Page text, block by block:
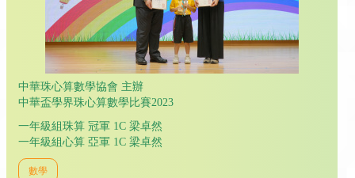
中華珠心算數學協會 主辦
中華盃學界珠心算數學比賽2023
一年級組珠算 冠軍 1C 梁卓然
一年級組心算 亞軍 1C 梁卓然
數學